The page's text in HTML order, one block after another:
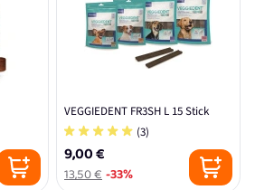
VEGGIEDENT FR3SH L 15 Stick
(3)
9,00 €
13,50 €-33%